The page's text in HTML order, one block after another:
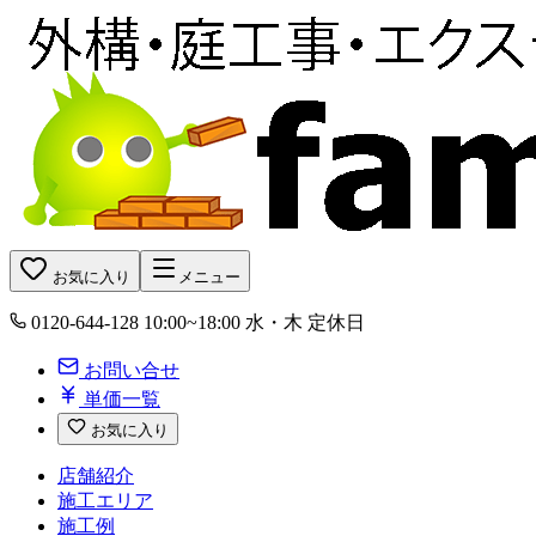
お気に入り メニュー
0120-644-128 10:00~18:00 水・木 定休日
お問い合せ
単価一覧
お気に入り
店舗紹介
施工エリア
施工例